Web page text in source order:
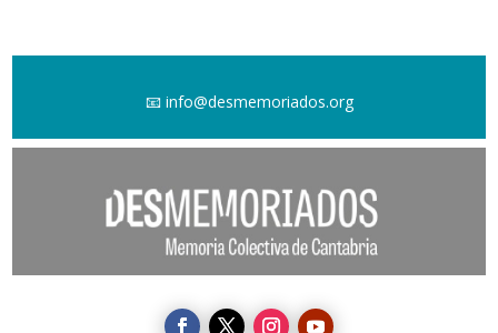
📧 info@desmemoriados.org